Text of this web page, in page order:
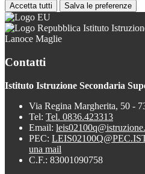
Accetta tutti Salva le preferenze
Istituto
Lanoce Maglie
Contatti
Istituto Istruzione Secondaria
Via Regina Margherita, 50 -
Tel: Tel. 0836.423313
Email:
PEC:
una mail
C.F.: 83001090758